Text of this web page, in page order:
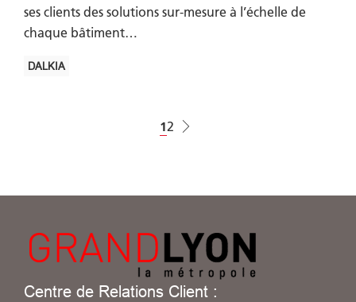
ses clients des solutions sur-mesure à l’échelle de
chaque bâtiment…
DALKIA
Page courante
1Page
2
Centre de Relations Client :